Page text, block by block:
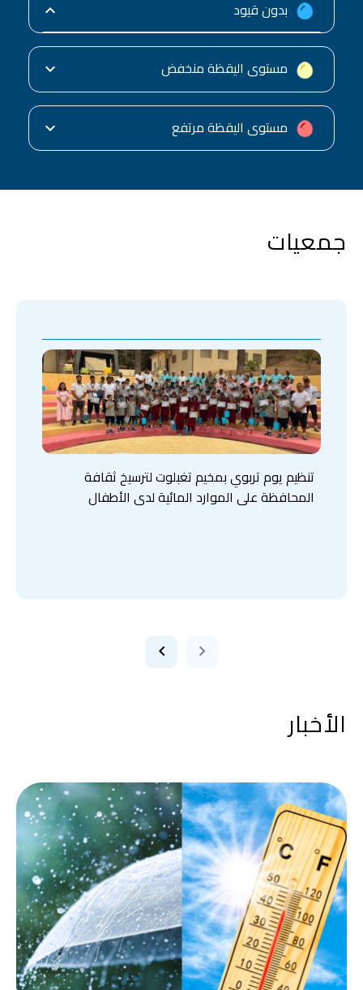
اشتغال الحمامات وغسل السيارات فقط أربعة أيام
في الأسبوع مع حث أصحابها على استعمال الوسائل
الحديثة للاقتصاد في الماء
منع غسل وتنظيف الشوارع والساحات العمومية
والطرقات بالماء الشروب
منع ملء المسابح العمومية والخاصة أكثر من مرة
في السنة
منع سقي المساحات الخضراء والحدائق والملاعب
منع حفر الآبار والاثقاب الاستكشافية والاستغلالية
بدون ترخيص
بدون قيود
مستوى اليقظة منخفض
مستوى اليقظة مرتفع
جمعيات
تنظيم يوم تربوي بمخيم تغبلوت لترسيخ ثقافة
المحافظة على الموارد المائية لدى الأطفال
الأخبار